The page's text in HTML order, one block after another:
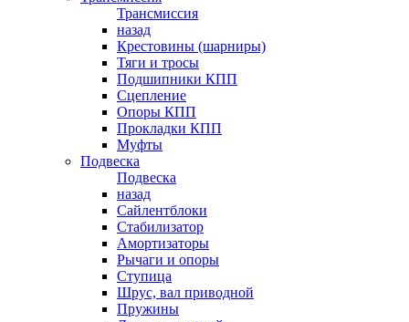
Трансмиссия
назад
Крестовины (шарниры)
Тяги и тросы
Подшипники КПП
Сцепление
Опоры КПП
Прокладки КПП
Муфты
Подвеска
Подвеска
назад
Сайлентблоки
Стабилизатор
Амортизаторы
Рычаги и опоры
Ступица
Шрус, вал приводной
Пружины